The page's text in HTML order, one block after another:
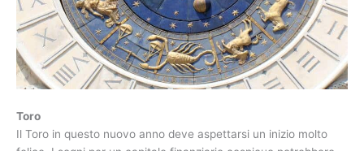
Toro
Il Toro in questo nuovo anno deve aspettarsi un inizio molto